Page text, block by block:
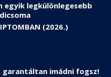
egyik legkülönlegesebb
(2026.)
imádni fogsz!